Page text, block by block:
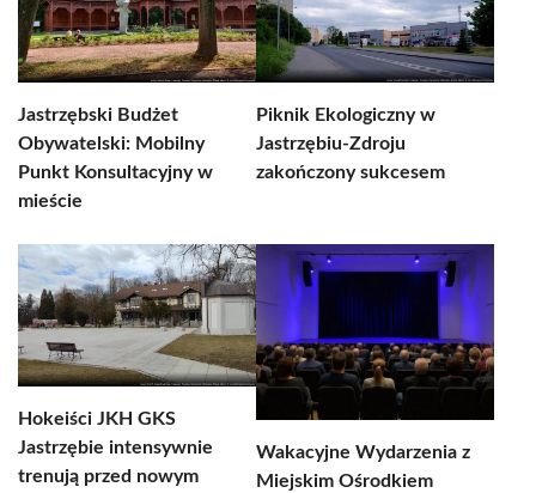
Jastrzębski Budżet
Obywatelski: Mobilny
Punkt Konsultacyjny w
mieście
Piknik Ekologiczny w
Jastrzębiu-Zdroju
zakończony sukcesem
Hokeiści JKH GKS
Jastrzębie intensywnie
trenują przed nowym
Wakacyjne Wydarzenia z
Miejskim Ośrodkiem